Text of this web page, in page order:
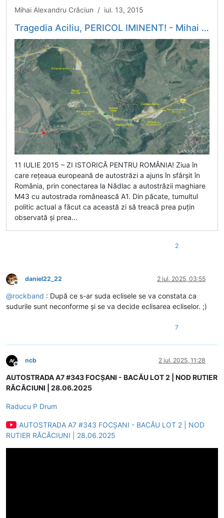
Mihai Alexandru Crăciun / iul. 13, 2015
Tragedia Aciliu, PERICOL IMINENT! - Mihai Alexandru Crăciun
11 IULIE 2015 – ZI ISTORICĂ PENTRU ROMÂNIA! Ziua în
care rețeaua europeană de autostrăzi a ajuns în sfârșit în
România, prin conectarea la Nădlac a autostrăzii maghiare
M43 cu autostrada românească A1. Din păcate, tumultul
politic actual a făcut ca această zi să treacă prea puțin
observată și prea...
2
Deconectat
daniel22_22 2 iul. 2025, 03:55
@rockband : După ce s-ar suda eclisele se va constata ca
sudurile sunt neconforme și se va decide eclisarea ecliselor. ;)
7
Deconectat
ncb 2 iul. 2025, 11:28
AUTOSTRADA A7 #343 FOCȘANI - BACĂU LOT 2 | NOD RUTIER
RĂCĂCIUNI | 28.06.2025
Raducu P Drum
AUTOSTRADA A7 #343 FOCȘANI - BACĂU LOT 2 | NOD
RUTIER RĂCĂCIUNI | 28.06.2025